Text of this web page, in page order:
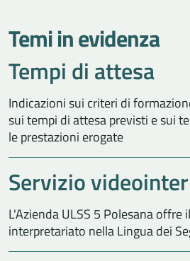
Temi in evidenza
Tempi di attesa
Indicazioni sui criteri di
sui tempi di attesa previsti e sui
le prestazioni erogate
Servizio
L'Azienda ULSS 5 Polesana
interpretariato nella Lingua dei